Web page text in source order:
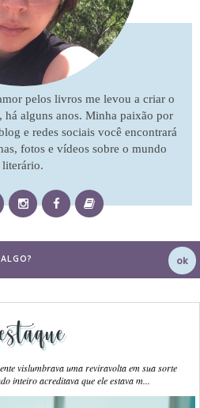
pelos livros me levou a criar o
há alguns anos. Minha paixão por
e redes sociais você encontrará
fotos e vídeos sobre o mundo
literário.
vislumbrava uma reviravolta em sua sorte
inteiro acreditava que ele estava m...